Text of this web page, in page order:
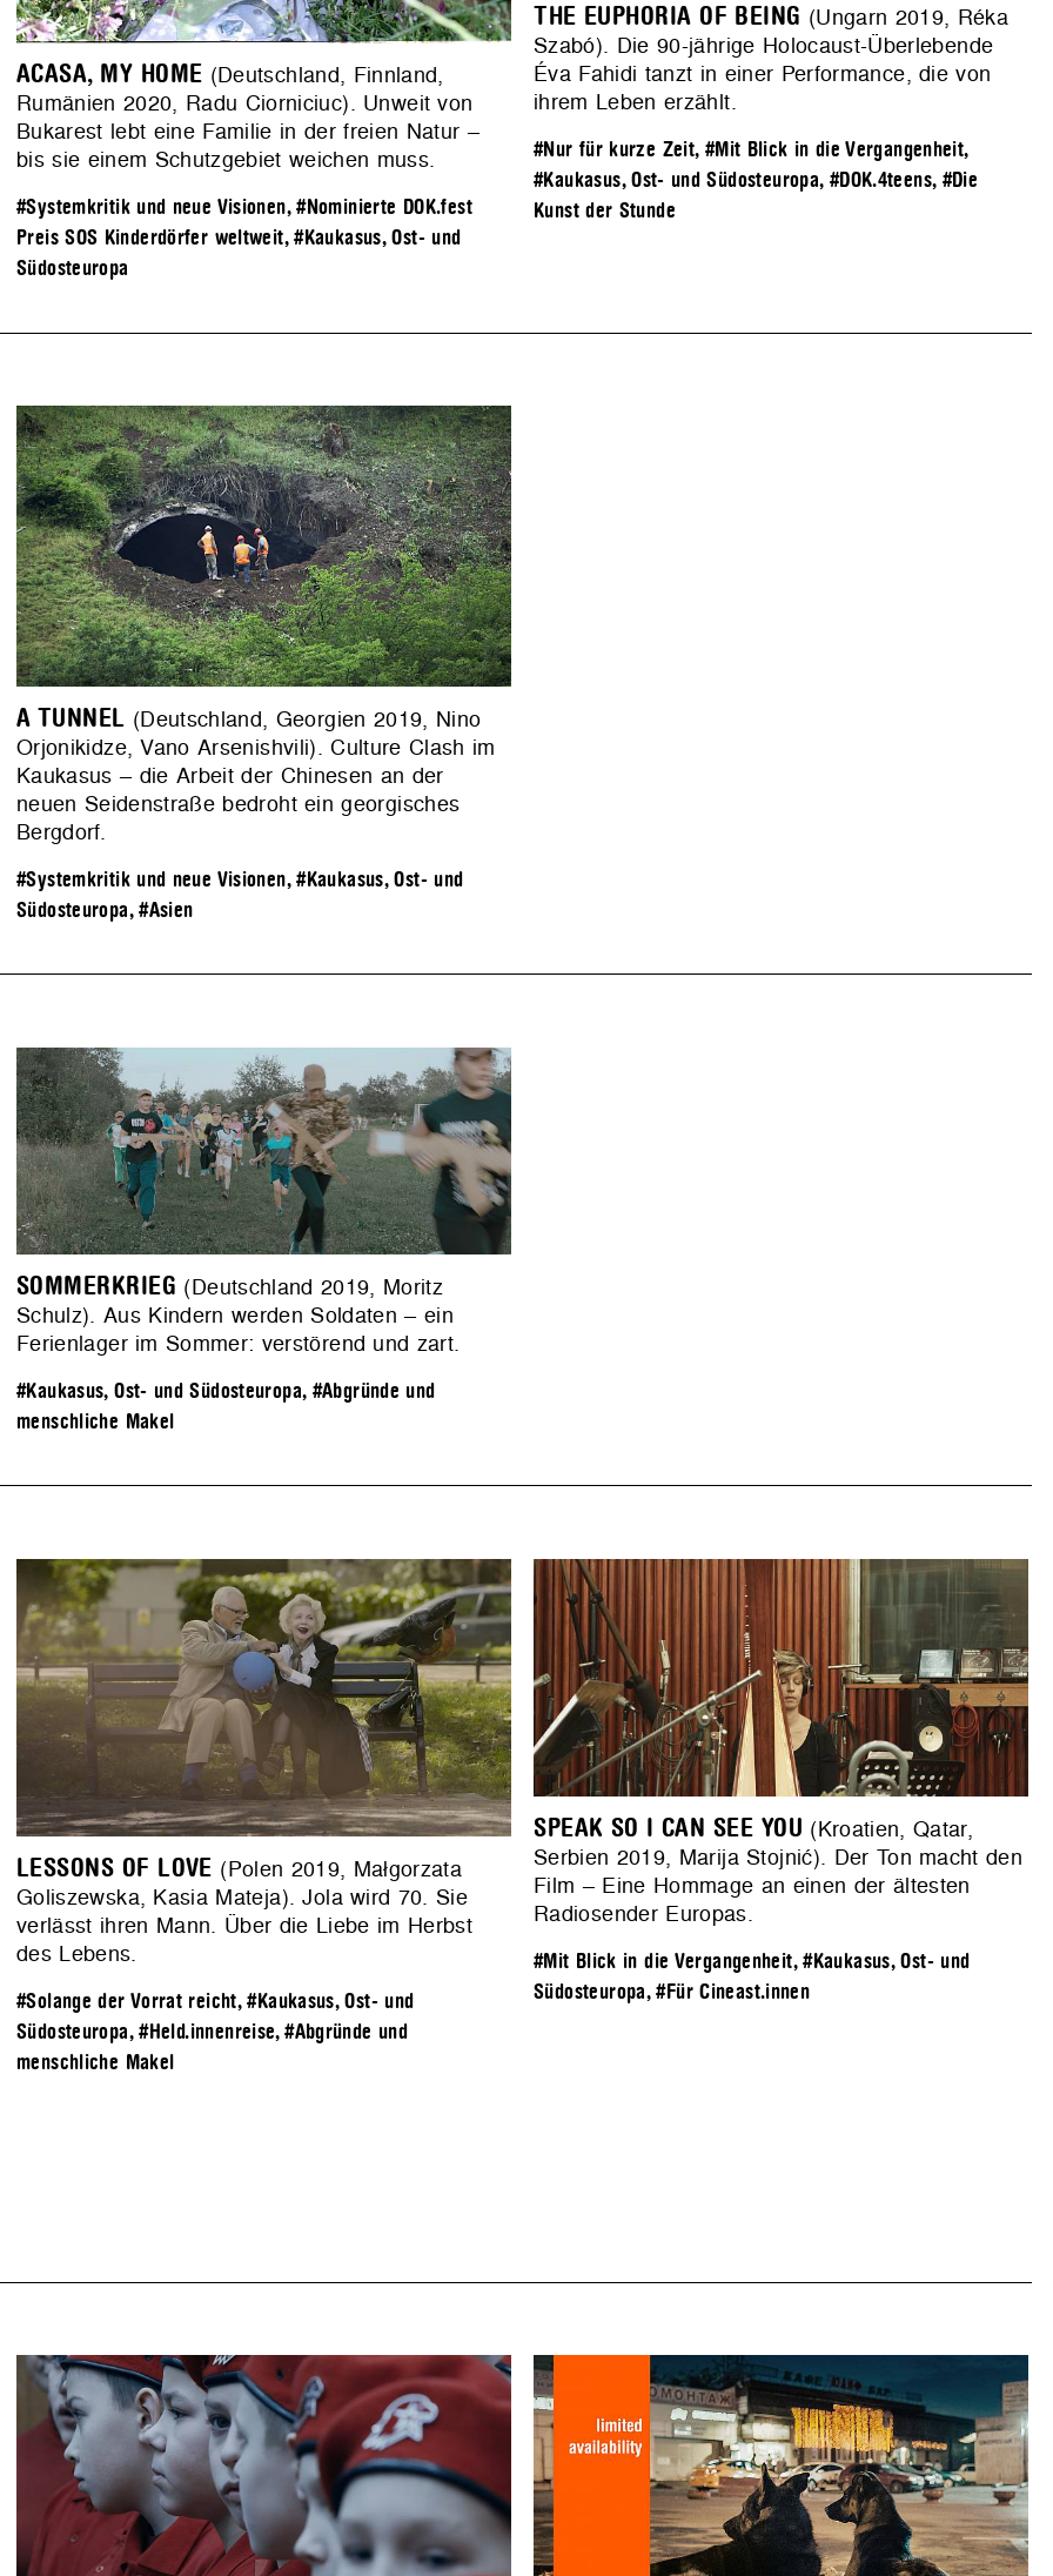
ACASA, MY HOME (Deutschland, Finnland,
Rumänien 2020, Radu Ciorniciuc). Unweit von
Bukarest lebt eine Familie in der freien Natur –
bis sie einem Schutzgebiet weichen muss.
#Systemkritik und neue Visionen,#Nominierte DOK.fest
Preis SOS Kinderdörfer weltweit,#Kaukasus, Ost- und
Südosteuropa
THE EUPHORIA OF BEING (Ungarn 2019, Réka
Szabó). Die 90-jährige Holocaust-Überlebende
Éva Fahidi tanzt in einer Performance, die von
ihrem Leben erzählt.
#Nur für kurze Zeit, #Mit Blick in die Vergangenheit,
#Kaukasus, Ost- und Südosteuropa, #DOK.4teens, #Die
Kunst der Stunde
A TUNNEL (Deutschland, Georgien 2019, Nino
Orjonikidze, Vano Arsenishvili). Culture Clash im
Kaukasus – die Arbeit der Chinesen an der
neuen Seidenstraße bedroht ein georgisches
Bergdorf.
#Systemkritik und neue Visionen,#Kaukasus, Ost- und
Südosteuropa,#Asien
SOMMERKRIEG (Deutschland 2019, Moritz
Schulz). Aus Kindern werden Soldaten – ein
Ferienlager im Sommer: verstörend und zart.
#Kaukasus, Ost- und Südosteuropa, #Abgründe und
menschliche Makel
LESSONS OF LOVE (Polen 2019, Małgorzata
Goliszewska, Kasia Mateja). Jola wird 70. Sie
verlässt ihren Mann. Über die Liebe im Herbst
des Lebens.
#Solange der Vorrat reicht,#Kaukasus, Ost- und
Südosteuropa,#Held.innenreise,#Abgründe und
menschliche Makel
SPEAK SO I CAN SEE YOU (Kroatien, Qatar,
Serbien 2019, Marija Stojnić). Der Ton macht den
Film – Eine Hommage an einen der ältesten
Radiosender Europas.
#Mit Blick in die Vergangenheit,#Kaukasus, Ost- und
Südosteuropa,#Für Cineast.innen